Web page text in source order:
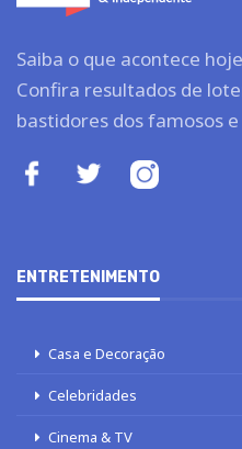
Saiba o que acontece
Confira resultados de
bastidores dos famosos
ENTRETENIMENTO
Casa e Decoração
Celebridades
Cinema & TV